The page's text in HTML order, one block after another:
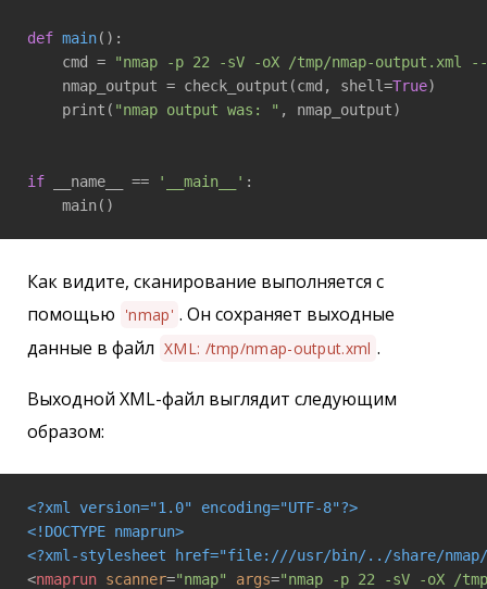
def main() :
    cmd =
"nmap -p 22 -sV -oX /tmp/nmap-output.xml
    nmap_output = check_output(cmd, shell=
True)
    print(
"nmap output was: " , nmap_output)
if __name__ == '__main__' :
    main()
Как видите, сканирование выполняется с
помощью 'nmap' . Он сохраняет выходные
данные в файл XML: /tmp/nmap-output.xml .
Выходной XML-файл выглядит следующим
образом:
<?xml version="1.0" encoding="UTF-8"?>
<!DOCTYPE nmaprun>
<?xml-stylesheet href="file:///usr/bin/../share/
<nmaprun scanner="nmap" args="nmap -p 22 -sV -oX /